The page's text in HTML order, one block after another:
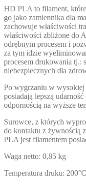
HD PLA to filament,
go jako zamiennika dla
zachowuje właściwości
właściwości zbliżone do
odrębnym procesem i
za tym idzie
procesem drukowania tj.:
niebezpiecznych dla
Po wygrzaniu w wysokiej
posiadają lepszą
odpornością na wyższe
Surowce, z których
do kontaktu z żywnością
PLA jest filamentem
Waga netto: 0,85 kg
Temperatura druku: